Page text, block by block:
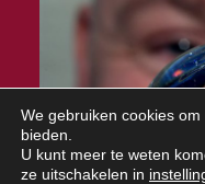
We gebruiken cookies
bieden.
U kunt meer te weten
ze uitschakelen in